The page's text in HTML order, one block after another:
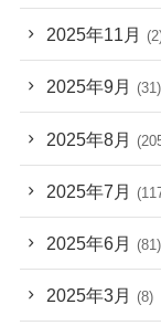
2025年11月
2025年9月 (31)
2025年8月
2025年7月
2025年6月 (81)
2025年3月 (8)